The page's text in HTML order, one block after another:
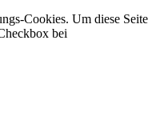
Cookies. Um diese Seite
bei